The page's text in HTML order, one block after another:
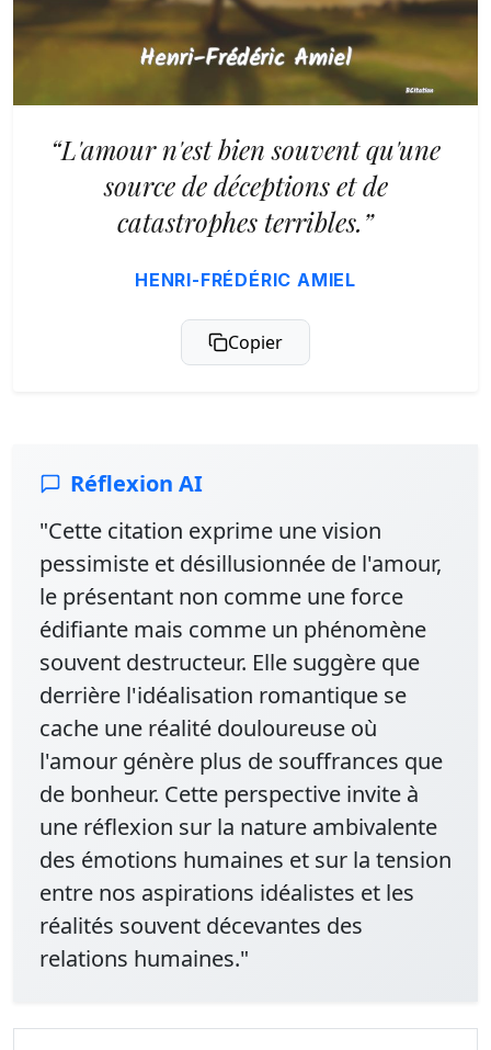
“L'amour n'est bien souvent qu'une
source de déceptions et de
catastrophes terribles.”
HENRI-FRÉDÉRIC AMIEL
Copier
Réflexion AI
"Cette citation exprime une vision
pessimiste et désillusionnée de l'amour,
le présentant non comme une force
édifiante mais comme un phénomène
souvent destructeur. Elle suggère que
derrière l'idéalisation romantique se
cache une réalité douloureuse où
l'amour génère plus de souffrances que
de bonheur. Cette perspective invite à
une réflexion sur la nature ambivalente
des émotions humaines et sur la tension
entre nos aspirations idéalistes et les
réalités souvent décevantes des
relations humaines."